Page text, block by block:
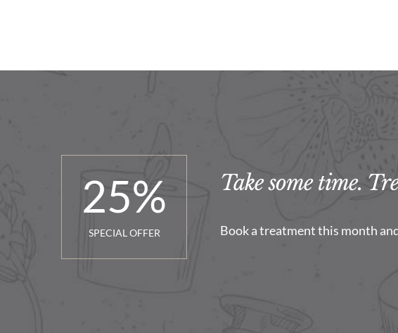
25%
SPECIAL OFFER
Take some time.
Book a treatment this month